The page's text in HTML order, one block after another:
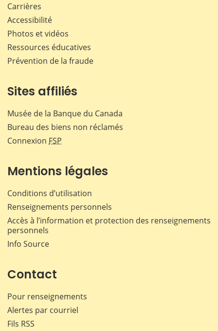
Carrières
Accessibilité
Photos et vidéos
Ressources éducatives
Prévention de la fraude
Sites affiliés
Musée de la Banque du Canada
Bureau des biens non réclamés
Connexion FSP
Mentions légales
Conditions d’utilisation
Renseignements personnels
Accès à l’information et protection des renseignements
personnels
Info Source
Contact
Pour renseignements
Alertes par courriel
Fils RSS